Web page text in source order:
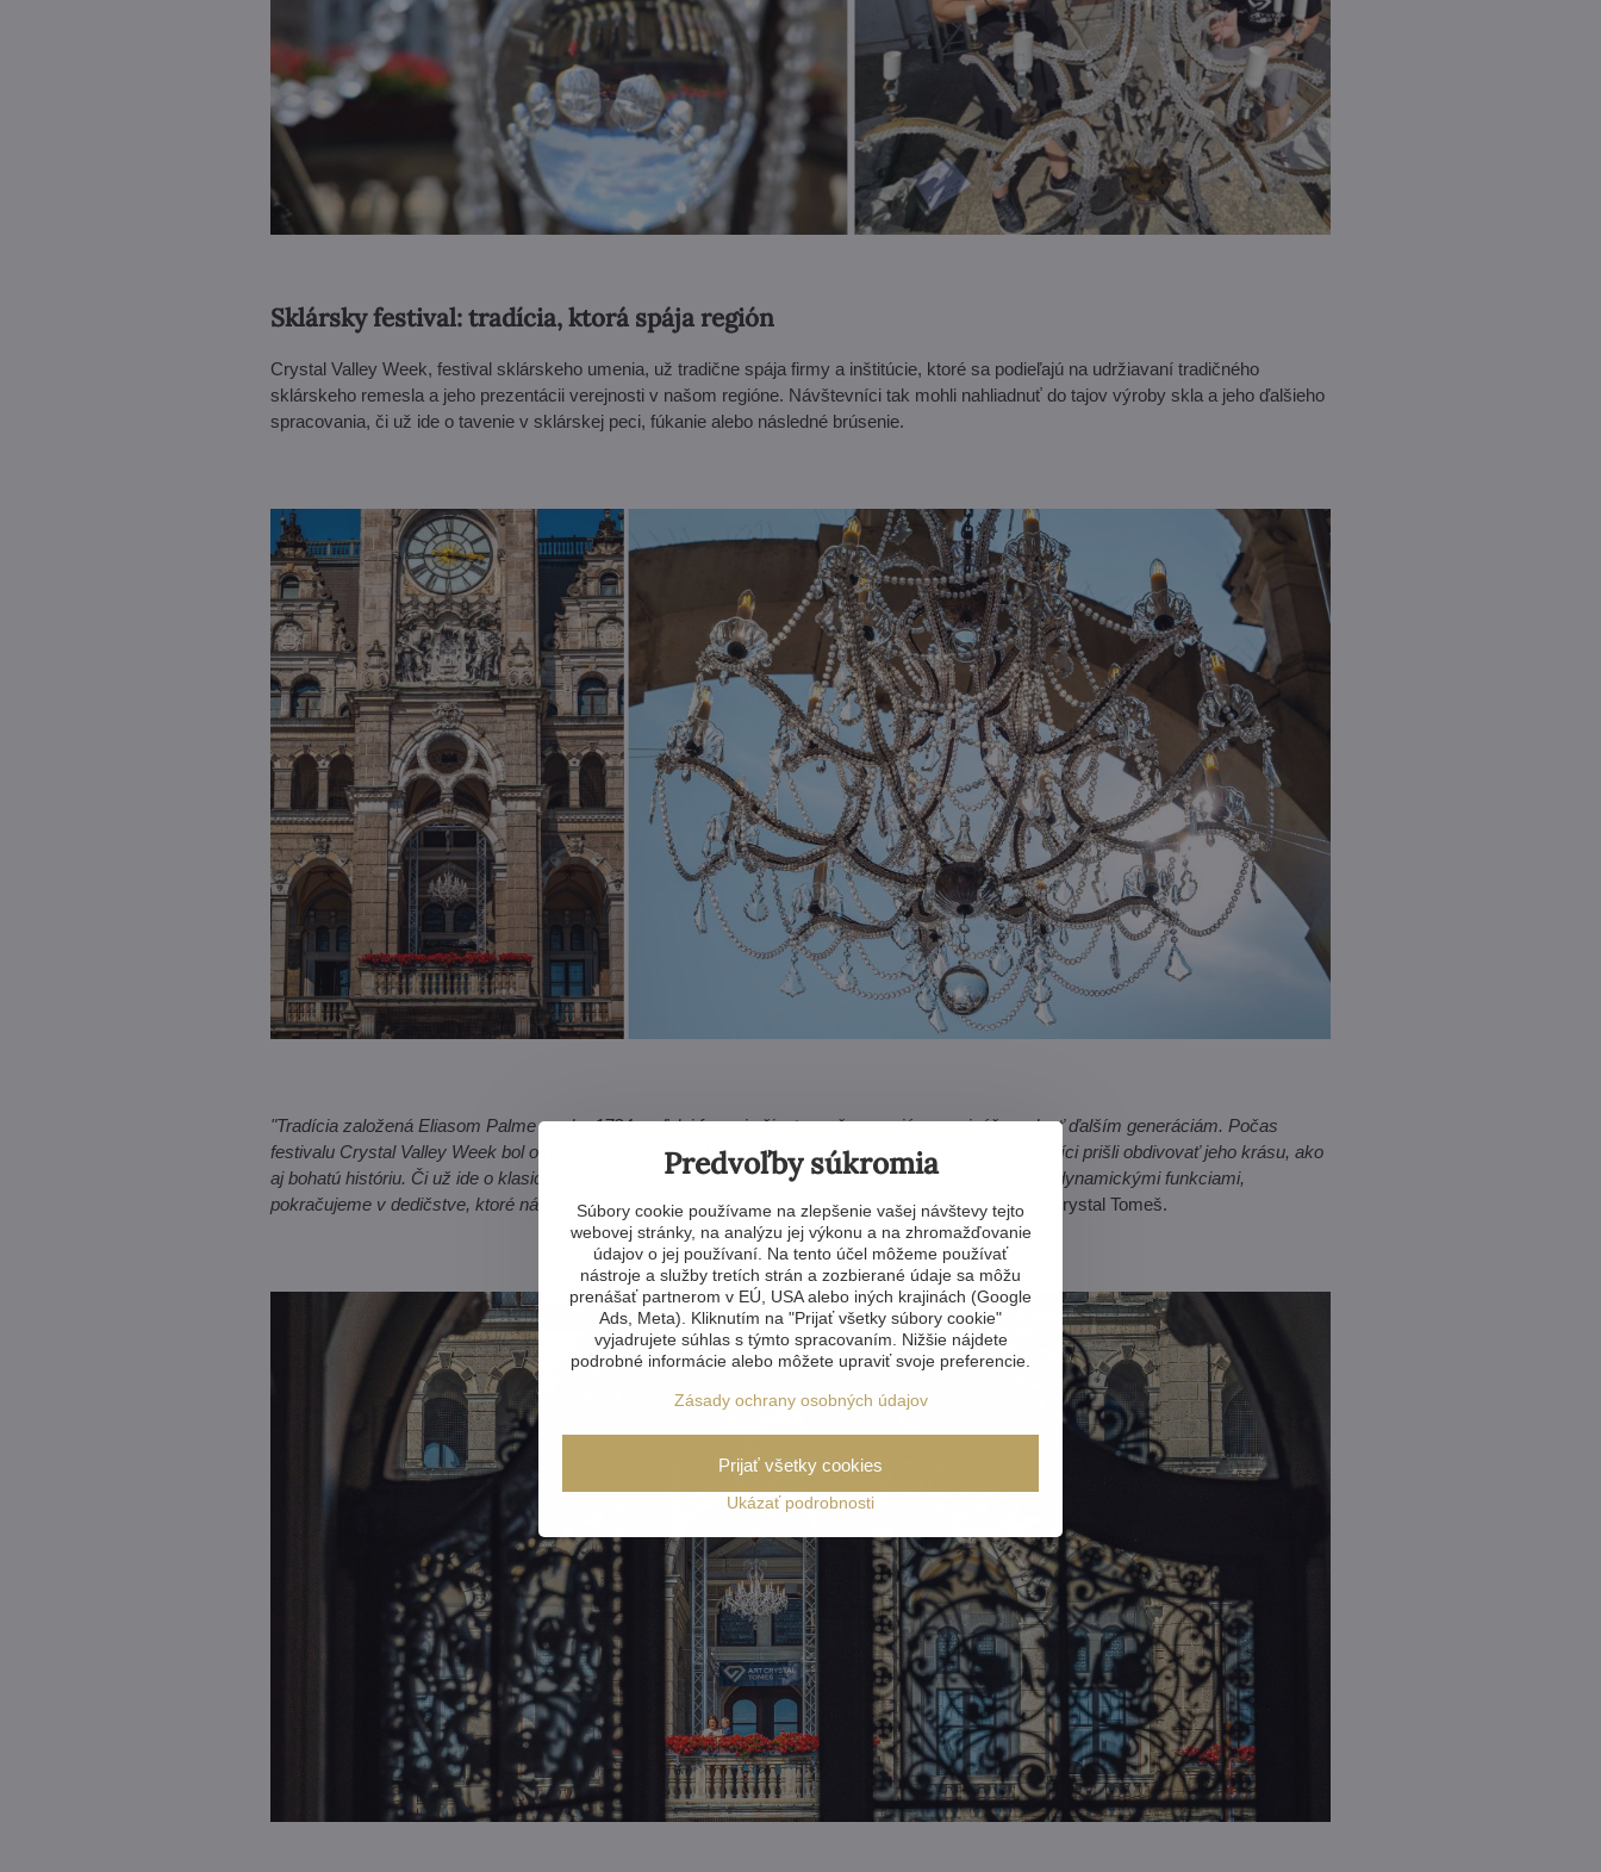
Sklársky festival: tradícia, ktorá spája región
Crystal Valley Week, festival sklárskeho umenia, už tradične spája firmy a inštitúcie, ktoré sa podieľajú na udržiavaní tradičného
sklárskeho remesla a jeho prezentácii verejnosti v našom regióne. Návštevníci tak mohli nahliadnuť do tajov výroby skla a jeho ďalšieho
spracovania, či už ide o tavenie v sklárskej peci, fúkanie alebo následné brúsenie.
"Tradícia založená Eliasom Palme v roku 1724 naďalej formuje život v našom regióne a prináša radosť ďalším generáciám. Počas
festivalu Crystal Valley Week bol o náš historický luster Márie Terézie veľký záujem - mnohí návštevníci prišli obdivovať jeho krásu, ako
aj bohatú históriu. Či už ide o klasické lustre alebo najmodernejšie svietidlá s inovatívnym dizajnom a dynamickými funkciami,
pokračujeme v dedičstve, ktoré nás všetkých spája."hovorí Vítězslav Tomeš, riaditeľ spoločnosti ArtCrystal Tomeš.
Predvoľby súkromia
Súbory cookie používame na zlepšenie vašej návštevy tejto
webovej stránky, na analýzu jej výkonu a na zhromažďovanie
údajov o jej používaní. Na tento účel môžeme používať
nástroje a služby tretích strán a zozbierané údaje sa môžu
prenášať partnerom v EÚ, USA alebo iných krajinách (Google
Ads, Meta). Kliknutím na "Prijať všetky súbory cookie"
vyjadrujete súhlas s týmto spracovaním. Nižšie nájdete
podrobné informácie alebo môžete upraviť svoje preferencie.
Zásady ochrany osobných údajov
Ukázať podrobnosti
Prijať všetky cookies